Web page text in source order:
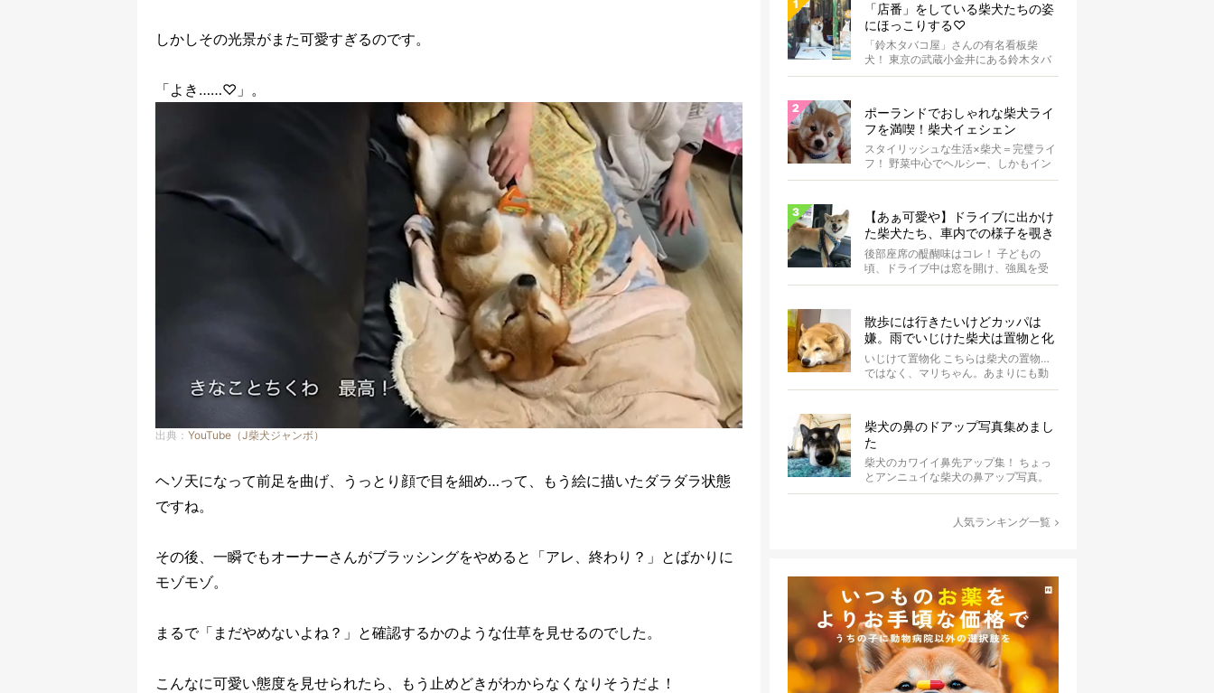
しかしその光景がまた可愛すぎるのです。
「よき……♡」。
出典： YouTube（J柴犬ジャンボ）
ヘソ天になって前足を曲げ、うっとり顔で目を細め…って、もう絵に描いたダラダラ状態
ですね。
その後、一瞬でもオーナーさんがブラッシングをやめると「アレ、終わり？」とばかりに
モゾモゾ。
まるで「まだやめないよね？」と確認するかのような仕草を見せるのでした。
こんなに可愛い態度を見せられたら、もう止めどきがわからなくなりそうだよ！
「店番」をしている柴犬たちの姿
にほっこりする♡
「鈴木タバコ屋」さんの有名看板柴
犬！ 東京の武蔵小金井にある鈴木タバ
コ屋さん。その店先には有名な看板柴
ポーランドでおしゃれな柴犬ライ
フを満喫！柴犬イェシェン
スタイリッシュな生活×柴犬＝完璧ライ
フ！ 野菜中心でヘルシー、しかもイン
スタ映えするお料理を投稿しているア
【あぁ可愛や】ドライブに出かけ
た柴犬たち、車内での様子を覗き
見しちゃう
後部座席の醍醐味はコレ！ 子どもの
頃、ドライブ中は窓を開け、強風を受
けて楽しんでいませんでしたか？ あ
散歩には行きたいけどカッパは
嫌。雨でいじけた柴犬は置物と化
してしまうのだった【動画】
いじけて置物化 こちらは柴犬の置物…
ではなく、マリちゃん。あまりにも動
かないので間違えそうになりますが、
柴犬の鼻のドアップ写真集めまし
た
柴犬のカワイイ鼻先アップ集！ ちょっ
とアンニュイな柴犬の鼻アップ写真。
何やら物思いにふけっているようで
人気ランキング一覧